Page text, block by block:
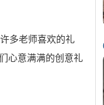
多老师喜欢的礼
心意满满的创意礼